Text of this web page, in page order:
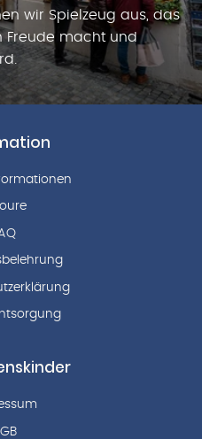
wir Spielzeug aus, das
Freude macht und